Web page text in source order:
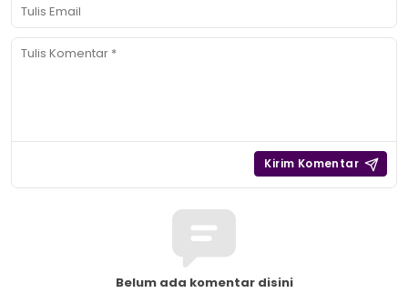
Belum ada komentar disini